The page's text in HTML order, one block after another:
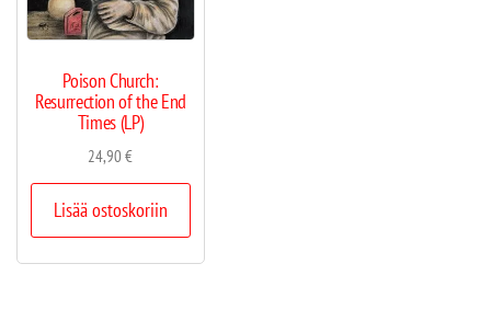
Poison Church:
Resurrection of the End
Times (LP)
24,90€
Lisää ostoskoriin